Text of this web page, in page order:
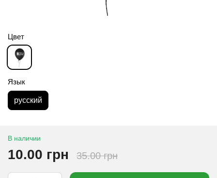
Цвет
Язык
русский
В наличии
10.00 грн 35.00 грн